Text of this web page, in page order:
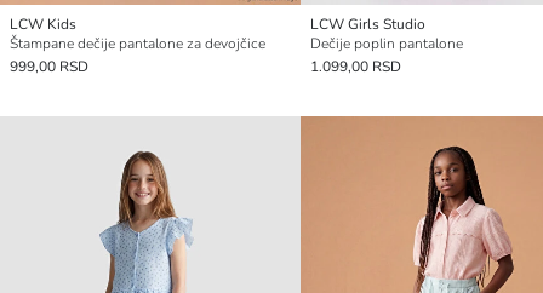
LCW Kids
Štampane dečije pantalone za devojčice
999,00 RSD
LCW Girls Studio
Dečije poplin pantalone
1.099,00 RSD